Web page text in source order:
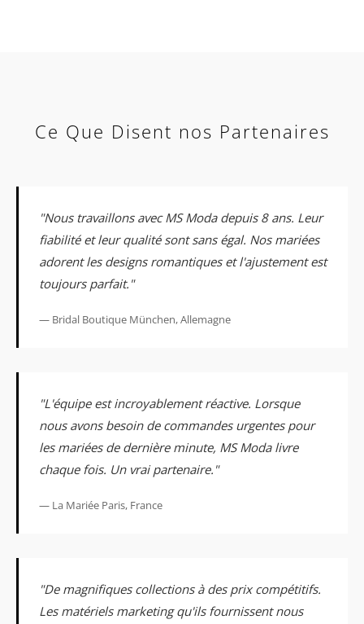
Ce Que Disent nos Partenaires
"Nous travaillons avec MS Moda depuis 8 ans. Leur
fiabilité et leur qualité sont sans égal. Nos mariées
adorent les designs romantiques et l'ajustement est
toujours parfait."
— Bridal Boutique München, Allemagne
"L'équipe est incroyablement réactive. Lorsque
nous avons besoin de commandes urgentes pour
les mariées de dernière minute, MS Moda livre
chaque fois. Un vrai partenaire."
— La Mariée Paris, France
"De magnifiques collections à des prix compétitifs.
Les matériels marketing qu'ils fournissent nous